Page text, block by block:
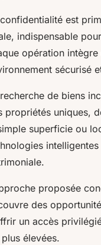
est
indispensable
opération
sécurisé
de biens
propriétés uniques,
superficie ou
proposée
des
un accès
plus élevées.